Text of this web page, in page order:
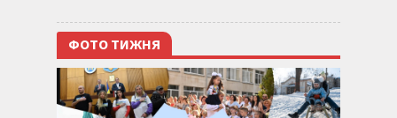
ФОТО ТИЖНЯ